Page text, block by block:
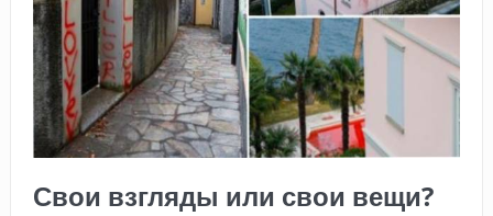
Свои взгляды или свои вещи?